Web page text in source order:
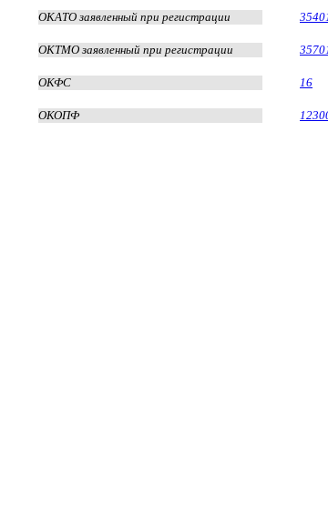
ОКАТО заявленный при регистрации
ОКТМО заявленный при регистрации
ОКФС 16
ОКОПФ